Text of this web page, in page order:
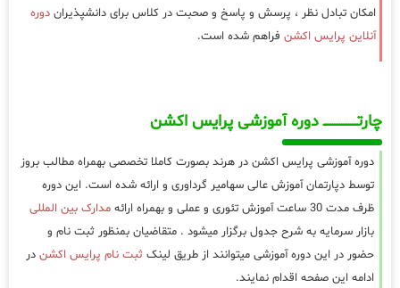
امکان تبادل نظر ، پرسش و پاسخ و صحبت در کلاس برای دانشپذیران دوره
آنلاین پرایس اکشن فراهم شده است.
چارتـــــــــــــــــــ دوره آموزشی پرایس اکشن
دوره آموزشی پرایس اکشن در هرند بصورت کاملا تخصصی بهمراه مطالب بروز
توسط دپارتمان آموزش عالی سهامیر گرداوری و ارائه شده است. این دوره
ظرف مدت 30 ساعت آموزش تئوری و عملی و بهمراه ارائه
مدارک بین المللی
بازار سرمایه به شرح جدول برگزار میشود . متقاضیان بمنظور ثبت نام و
حضور در این دوره آموزشی میتوانند از طریق لینک ثبت نام پرایس اکشن در
ادامه این صفحه اقدام نمایند.